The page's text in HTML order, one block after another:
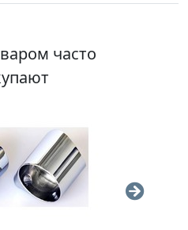
часто